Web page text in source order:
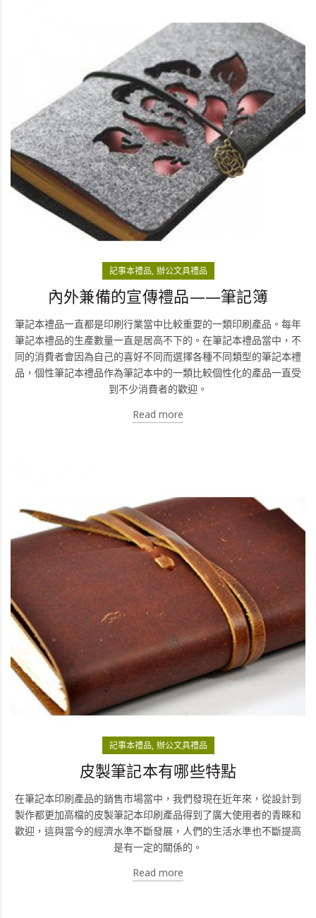
記事本禮品 辦公文具禮品
內外兼備的宣傳禮品——筆記簿
筆記本禮品一直都是印刷行業當中比較重要的一類印刷產品。每年
筆記本禮品的生產數量一直是居高不下的。在筆記本禮品當中，不
同的消費者會因為自己的喜好不同而選擇各種不同類型的筆記本禮
品，個性筆記本禮品作為筆記本中的一類比較個性化的產品一直受
到不少消費者的歡迎。
Read more
記事本禮品 辦公文具禮品
皮製筆記本有哪些特點
在筆記本印刷產品的銷售市場當中，我們發現在近年來，從設計到
製作都更加高檔的皮製筆記本印刷產品得到了廣大使用者的青睞和
歡迎，這與當今的經濟水準不斷發展，人們的生活水準也不斷提高
是有一定的關係的。
Read more